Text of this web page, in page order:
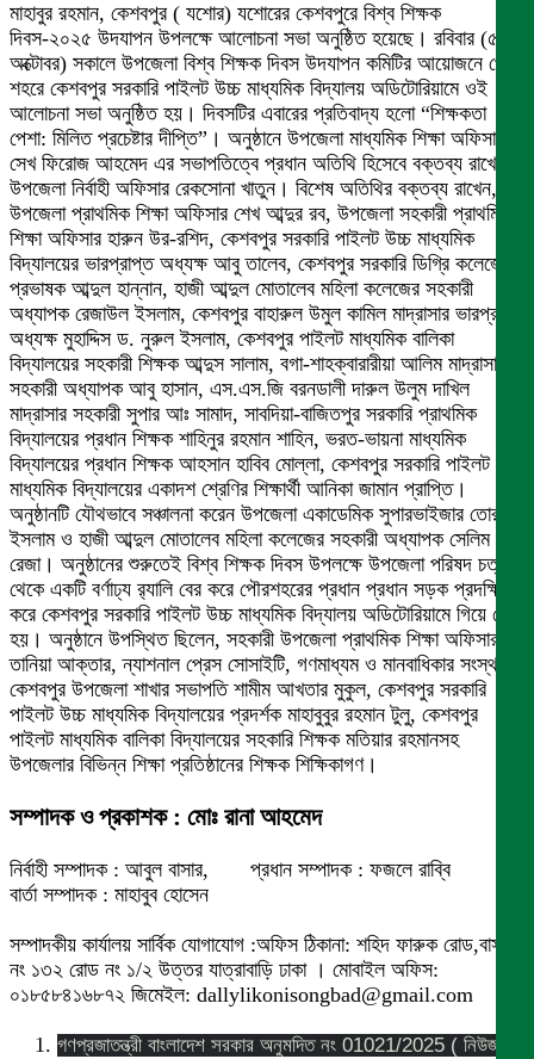
মাহাবুর রহমান, কেশবপুর ( যশোর) যশোরের কেশবপুরে বিশ্ব শিক্ষক
দিবস-২০২৫ উদযাপন উপলক্ষে আলোচনা সভা অনুষ্ঠিত হয়েছে। রবিবার (৫
অক্টোবর) সকালে উপজেলা বিশ্ব শিক্ষক দিবস উদযাপন কমিটির আয়োজনে পৌর
শহরে কেশবপুর সরকারি পাইলট উচ্চ মাধ্যমিক বিদ্যালয় অডিটোরিয়ামে ওই
আলোচনা সভা অনুষ্ঠিত হয়। দিবসটির এবারের প্রতিবাদ্য হলো “শিক্ষকতা
পেশা: মিলিত প্রচেষ্টার দীপ্তি”। অনুষ্ঠানে উপজেলা মাধ্যমিক শিক্ষা অফিসার
সেখ ফিরোজ আহমেদ এর সভাপতিত্বে প্রধান অতিথি হিসেবে বক্তব্য রাখেন
উপজেলা নির্বাহী অফিসার রেকসোনা খাতুন। বিশেষ অতিথির বক্তব্য রাখেন,
উপজেলা প্রাথমিক শিক্ষা অফিসার শেখ আব্দুর রব, উপজেলা সহকারী প্রাথমিক
শিক্ষা অফিসার হারুন উর-রশিদ, কেশবপুর সরকারি পাইলট উচ্চ মাধ্যমিক
বিদ্যালয়ের ভারপ্রাপ্ত অধ্যক্ষ আবু তালেব, কেশবপুর সরকারি ডিগ্রি কলেজের
প্রভাষক আব্দুল হান্নান, হাজী আব্দুল মোতালেব মহিলা কলেজের সহকারী
অধ্যাপক রেজাউল ইসলাম, কেশবপুর বাহারুল উমুল কামিল মাদ্রাসার ভারপ্রাপ্ত
অধ্যক্ষ মুহাদ্দিস ড. নুরুল ইসলাম, কেশবপুর পাইলট মাধ্যমিক বালিকা
বিদ্যালয়ের সহকারী শিক্ষক আব্দুস সালাম, বগা-শাহক্বারারীয়া আলিম মাদ্রাসার
সহকারী অধ্যাপক আবু হাসান, এস.এস.জি বরনডালী দারুল উলুম দাখিল
মাদ্রাসার সহকারী সুপার আঃ সামাদ, সাবদিয়া-বাজিতপুর সরকারি প্রাথমিক
বিদ্যালয়ের প্রধান শিক্ষক শাহিনুর রহমান শাহিন, ভরত-ভায়না মাধ্যমিক
বিদ্যালয়ের প্রধান শিক্ষক আহসান হাবিব মোল্লা, কেশবপুর সরকারি পাইলট উচ্চ
মাধ্যমিক বিদ্যালয়ের একাদশ শ্রেণির শিক্ষার্থী আনিকা জামান প্রাপ্তি।
অনুষ্ঠানটি যৌথভাবে সঞ্চালনা করেন উপজেলা একাডেমিক সুপারভাইজার তোরাবুল
ইসলাম ও হাজী আব্দুল মোতালেব মহিলা কলেজের সহকারী অধ্যাপক সেলিম
রেজা। অনুষ্ঠানের শুরুতেই বিশ্ব শিক্ষক দিবস উপলক্ষে উপজেলা পরিষদ চত্বর
থেকে একটি বর্ণাঢ্য র্যালি বের করে পৌরশহরের প্রধান প্রধান সড়ক প্রদক্ষিণ
করে কেশবপুর সরকারি পাইলট উচ্চ মাধ্যমিক বিদ্যালয় অডিটোরিয়ামে গিয়ে শেষ
হয়। অনুষ্ঠানে উপস্থিত ছিলেন, সহকারী উপজেলা প্রাথমিক শিক্ষা অফিসার
তানিয়া আক্তার, ন্যাশনাল প্রেস সোসাইটি, গণমাধ্যম ও মানবাধিকার সংস্থা
কেশবপুর উপজেলা শাখার সভাপতি শামীম আখতার মুকুল, কেশবপুর সরকারি
পাইলট উচ্চ মাধ্যমিক বিদ্যালয়ের প্রদর্শক মাহাবুবুর রহমান টুলু, কেশবপুর
পাইলট মাধ্যমিক বালিকা বিদ্যালয়ের সহকারি শিক্ষক মতিয়ার রহমানসহ
উপজেলার বিভিন্ন শিক্ষা প্রতিষ্ঠানের শিক্ষক শিক্ষিকাগণ।
সম্পাদক ও প্রকাশক : মোঃ রানা আহমেদ
নির্বাহী সম্পাদক : আবুল বাসার, প্রধান সম্পাদক : ফজলে রাব্বি
বার্তা সম্পাদক : মাহাবুব হোসেন
সম্পাদকীয় কার্যালয় সার্বিক যোগাযোগ :অফিস ঠিকানা: শহিদ ফারুক রোড,বাসা
নং ১৩২ রোড নং ১/২ উত্তর যাত্রাবাড়ি ঢাকা । মোবাইল অফিস:
০১৮৫৮৪১৬৮৭২ জিমেইল: dallylikonisongbad@gmail.com
গণপ্রজাতন্ত্রী বাংলাদেশ সরকার অনুমদিত নং 01021/2025 ( নিউজ